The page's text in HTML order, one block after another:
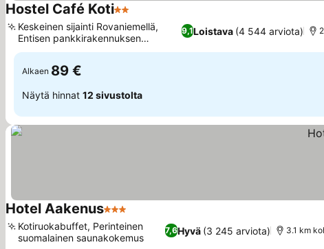
Hostel Café Koti2 Tähtiluokitus
9,1Loistava (4 544 arviota)
Keskeinen sijainti Rovaniemellä,
Entisen pankkirakennuksen
viehätys
Alkaen 89 €
Näytä hinnat 12 sivustolta
Hotel Aakenus3 Tähtiluokitus
7,6Hyvä (3 245 arviota)
Kotiruokabuffet, Perinteinen
suomalainen saunakokemus
3.1 km